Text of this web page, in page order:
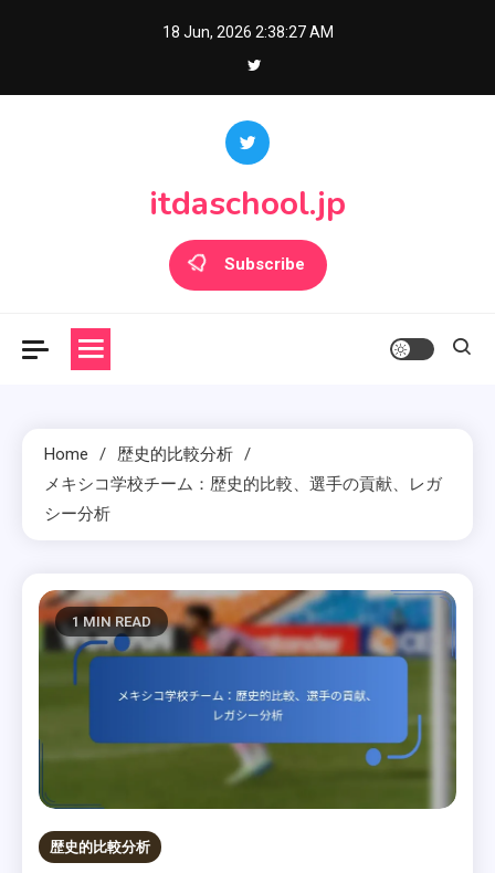
18 Jun, 2026 2:38:29 AM
itdaschool.jp
Subscribe
Home
歴史的比較分析
メキシコ学校チーム：歴史的比較、選手の貢献、レガ
シー分析
1 MIN READ
歴史的比較分析